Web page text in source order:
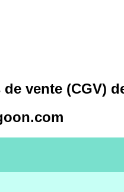
vente (CGV)